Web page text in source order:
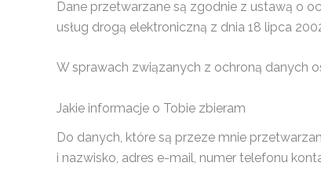
Dane przetwarzane są zgodnie z ustawą o
usług drogą elektroniczną z dnia 18 lipca
W sprawach związanych z ochroną danych
Jakie informacje o Tobie zbieram
Do danych, które są przeze mnie
i nazwisko, adres e-mail, numer telefonu